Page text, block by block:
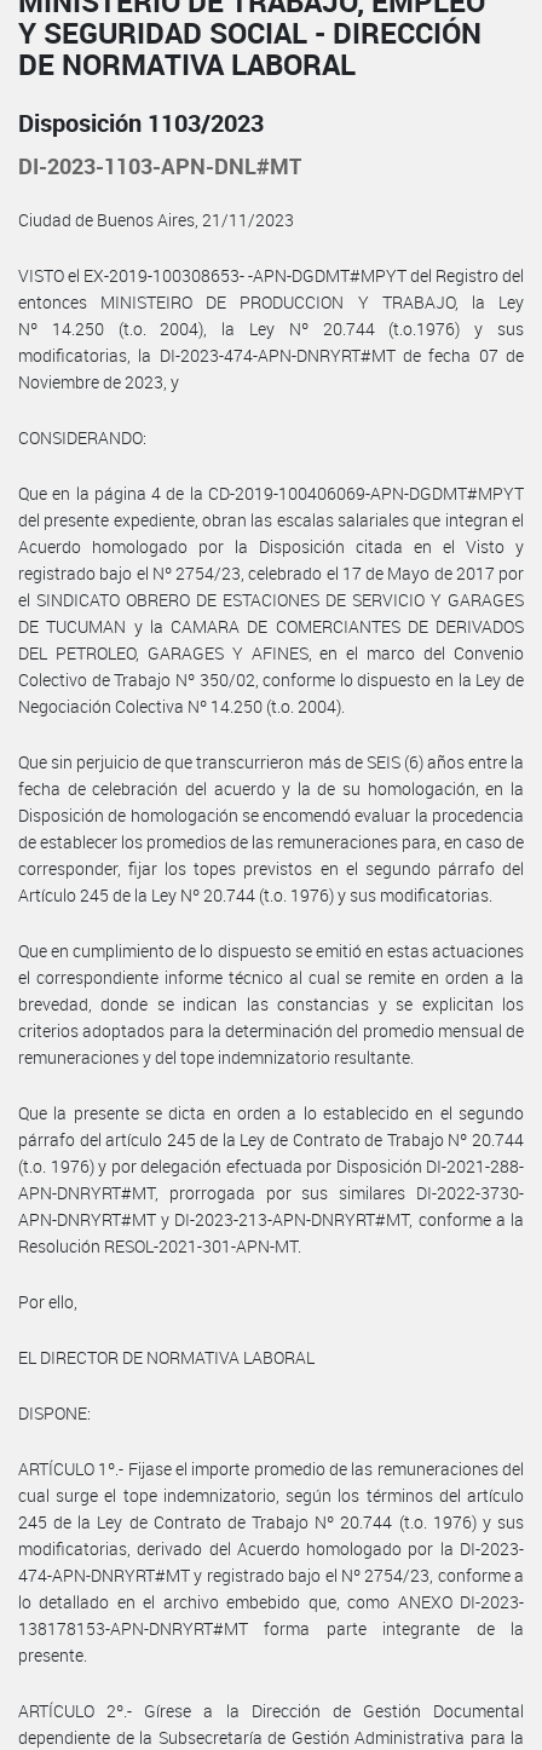
Y SEGURIDAD SOCIAL - DIRECCIÓN
DE NORMATIVA LABORAL
Disposición 1103/2023
DI-2023-1103-APN-DNL#MT
Ciudad de Buenos Aires, 21/11/2023
VISTO el EX-2019-100308653- -APN-DGDMT#MPYT del Registro del
entonces MINISTEIRO DE PRODUCCION Y TRABAJO, la Ley
Nº 14.250 (t.o. 2004), la Ley Nº 20.744 (t.o.1976) y sus
modificatorias, la DI-2023-474-APN-DNRYRT#MT de fecha 07 de
Noviembre de 2023, y
CONSIDERANDO:
Que en la página 4 de la CD-2019-100406069-APN-DGDMT#MPYT
del presente expediente, obran las escalas salariales que integran el
Acuerdo homologado por la Disposición citada en el Visto y
registrado bajo el Nº 2754/23, celebrado el 17 de Mayo de 2017 por
el SINDICATO OBRERO DE ESTACIONES DE SERVICIO Y GARAGES
DE TUCUMAN y la CAMARA DE COMERCIANTES DE DERIVADOS
DEL PETROLEO, GARAGES Y AFINES, en el marco del Convenio
Colectivo de Trabajo Nº 350/02, conforme lo dispuesto en la Ley de
Negociación Colectiva Nº 14.250 (t.o. 2004).
Que sin perjuicio de que transcurrieron más de SEIS (6) años entre la
fecha de celebración del acuerdo y la de su homologación, en la
Disposición de homologación se encomendó evaluar la procedencia
de establecer los promedios de las remuneraciones para, en caso de
corresponder, fijar los topes previstos en el segundo párrafo del
Artículo 245 de la Ley Nº 20.744 (t.o. 1976) y sus modificatorias.
Que en cumplimiento de lo dispuesto se emitió en estas actuaciones
el correspondiente informe técnico al cual se remite en orden a la
brevedad, donde se indican las constancias y se explicitan los
criterios adoptados para la determinación del promedio mensual de
remuneraciones y del tope indemnizatorio resultante.
Que la presente se dicta en orden a lo establecido en el segundo
párrafo del artículo 245 de la Ley de Contrato de Trabajo Nº 20.744
(t.o. 1976) y por delegación efectuada por Disposición DI-2021-288-
APN-DNRYRT#MT, prorrogada por sus similares DI-2022-3730-
APN-DNRYRT#MT y DI-2023-213-APN-DNRYRT#MT, conforme a la
Resolución RESOL-2021-301-APN-MT.
Por ello,
EL DIRECTOR DE NORMATIVA LABORAL
DISPONE:
ARTÍCULO 1º.- Fijase el importe promedio de las remuneraciones del
cual surge el tope indemnizatorio, según los términos del artículo
245 de la Ley de Contrato de Trabajo Nº 20.744 (t.o. 1976) y sus
modificatorias, derivado del Acuerdo homologado por la DI-2023-
474-APN-DNRYRT#MT y registrado bajo el Nº 2754/23, conforme a
lo detallado en el archivo embebido que, como ANEXO DI-2023-
138178153-APN-DNRYRT#MT forma parte integrante de la
presente.
ARTÍCULO 2º.- Gírese a la Dirección de Gestión Documental
dependiente de la Subsecretaría de Gestión Administrativa para la